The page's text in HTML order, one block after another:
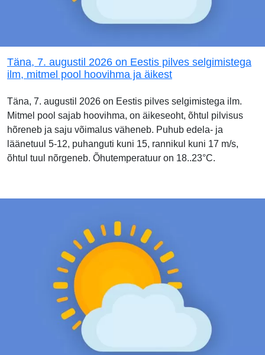
Täna, 7. augustil 2026 on Eestis pilves selgimistega
ilm, mitmel pool hoovihma ja äikest
Täna, 7. augustil 2026 on Eestis pilves selgimistega ilm.
Mitmel pool sajab hoovihma, on äikeseoht, õhtul pilvisus
hõreneb ja saju võimalus väheneb. Puhub edela- ja
läänetuul 5-12, puhanguti kuni 15, rannikul kuni 17 m/s,
õhtul tuul nõrgeneb. Õhutemperatuur on 18..23°C.